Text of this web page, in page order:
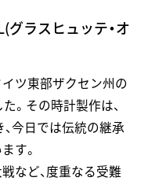
グラスヒュッテ・オ
ツ東部ザクセン州の
。その時計製作は、
今日では伝統の継承
す。
など、度重なる受難